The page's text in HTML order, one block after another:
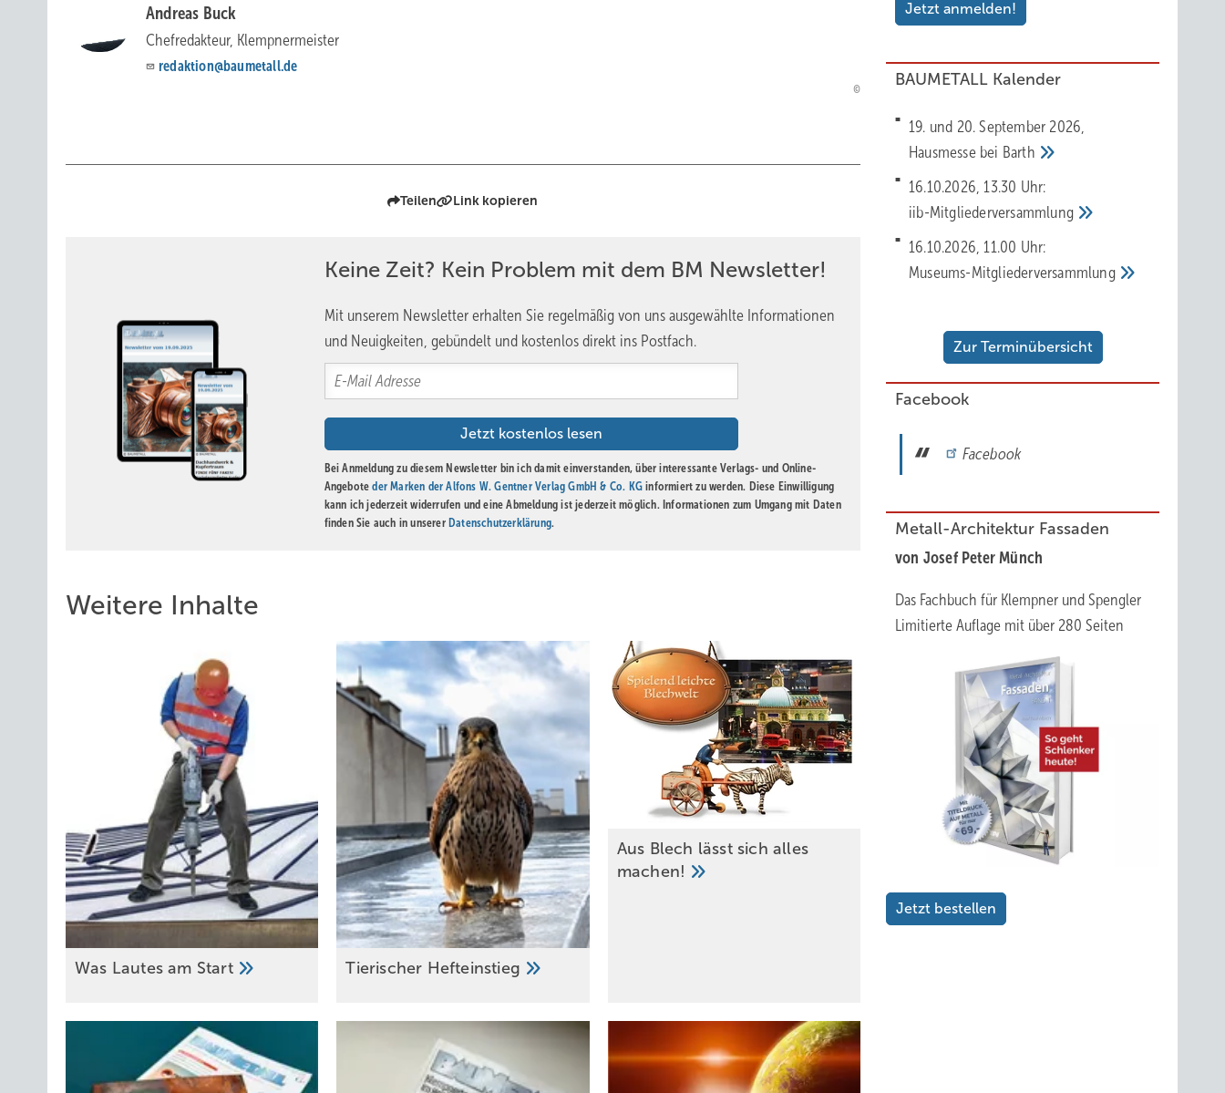
Andreas Buck
Chefredakteur, Klempnermeister
redaktion@baumetall.de
Teilen Link kopieren
Keine Zeit? Kein Problem mit dem BM Newsletter!
Mit unserem Newsletter erhalten Sie regelmäßig von uns ausgewählte Informationen
und Neuigkeiten, gebündelt und kostenlos direkt ins Postfach.
Bei Anmeldung zu diesem Newsletter bin ich damit einverstanden, über interessante Verlags- und Online-
Angeboteder Marken der Alfons W. Gentner Verlag GmbH & Co. KG informiert zu werden. Diese Einwilligung
kann ich jederzeit widerrufen und eine Abmeldung ist jederzeit möglich. Informationen zum Umgang mit Daten
finden Sie auch in unserer Datenschutzerklärung.
Weitere Inhalte
Was Lautes am Start Tieris cher Hefteinstieg
Aus Blech lässt sich alles
machen!
Jetzt anmelden!
BAUMETALL Kalender
19. und 20. September 2026,
Hausmesse bei Barth
16.10.2026, 13.30 Uhr:
iib-Mitgliederversammlung
16.10.2026, 11.00 Uhr:
Museums-Mitgliederversammlung
Zur Terminübersicht
Facebook
Facebook
Metall-Architektur Fassaden
von Josef Peter Münch
Das Fachbuch für Klempner und Spengler
Limitierte Auflage mit über 280 Seiten
Jetzt bestellen